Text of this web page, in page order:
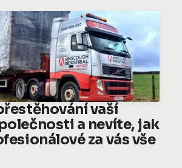
vaší
a nevíte, jak
za vás vše